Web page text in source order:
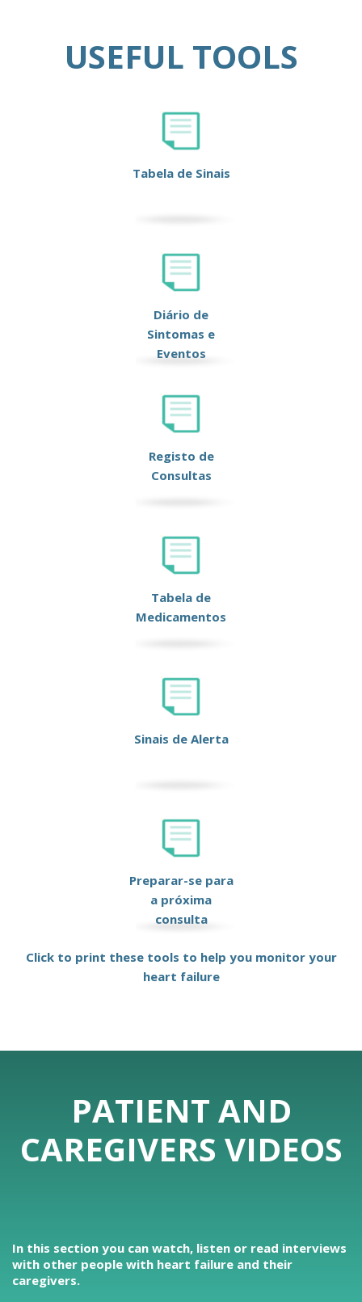
USEFUL TOOLS
Tabela de Sinais
Diário de
Sintomas e
Eventos
Registo de
Consultas
Tabela de
Medicamentos
Sinais de Alerta
Preparar-se para
a próxima
consulta
Click to print these tools to help you monitor your
heart failure
PATIENT AND
CAREGIVERS VIDEOS
In this section you can watch, listen or read interviews
with other people with heart failure and their
caregivers.